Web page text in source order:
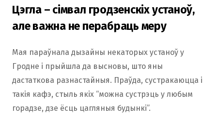
Цэгла – сімвал гродзенскіх устаноў,
але важна не перабраць меру
Мая параўнала дызайны некаторых устаноў у
Гродне і прыйшла да высновы, што яны
дастаткова разнастайныя. Праўда, сустракаюцца і
такія кафэ, стыль якіх “можна сустрэць у любым
горадзе, дзе ёсць цагляныя будынкі”.